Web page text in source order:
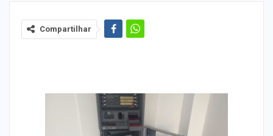
Compartilhar